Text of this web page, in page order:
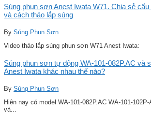
Súng phun sơn Anest Iwata W71. Chia sẻ
và cách tháo lắp súng
By Súng Phun Sơn
Video tháo lắp súng phun sơn W71 Anest Iwata:
Súng phun sơn tự động WA-101-082P.AC và
Anest Iwata khác nhau thế nào?
By Súng Phun Sơn
Hiện nay có model WA-101-082P.AC WA-101-
và...